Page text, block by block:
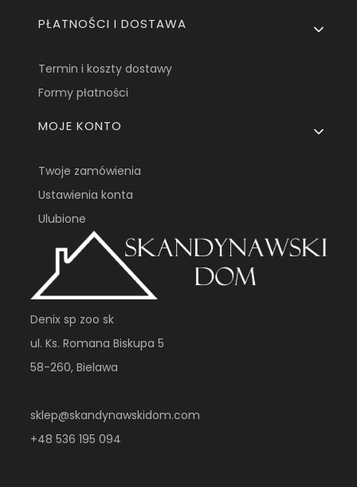
PŁATNOŚCI I DOSTAWA
Termin i koszty dostawy
Formy płatności
MOJE KONTO
Twoje zamówienia
Ustawienia konta
Ulubione
Denix sp zoo sk
ul. Ks. Romana Biskupa 5
58-260, Bielawa
sklep@skandynawskidom.com
+48 536 195 094